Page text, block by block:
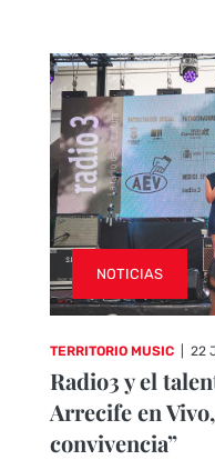
NOTICIAS
TERRITORIO MUSIC 22
Radio3 y el
Arrecife en
convivencia”